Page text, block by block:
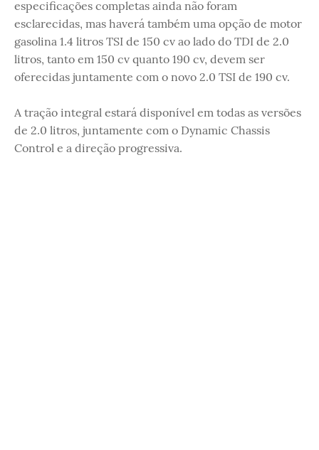
especificações completas ainda não foram
esclarecidas, mas haverá também uma opção de motor
gasolina 1.4 litros TSI de 150 cv ao lado do TDI de 2.0
litros, tanto em 150 cv quanto 190 cv, devem ser
oferecidas juntamente com o novo 2.0 TSI de 190 cv.
A tração integral estará disponível em todas as versões
de 2.0 litros, juntamente com o Dynamic Chassis
Control e a direção progressiva.